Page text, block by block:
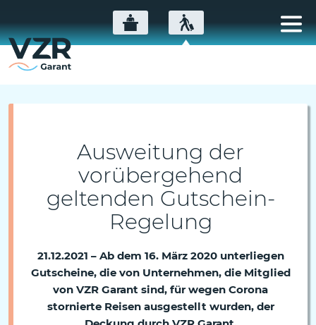
Ausweitung der
vorübergehend
geltenden Gutschein-
Regelung
21.12.2021 – Ab dem 16. März 2020 unterliegen
Gutscheine, die von Unternehmen, die Mitglied
von VZR Garant sind, für wegen Corona
stornierte Reisen ausgestellt wurden, der